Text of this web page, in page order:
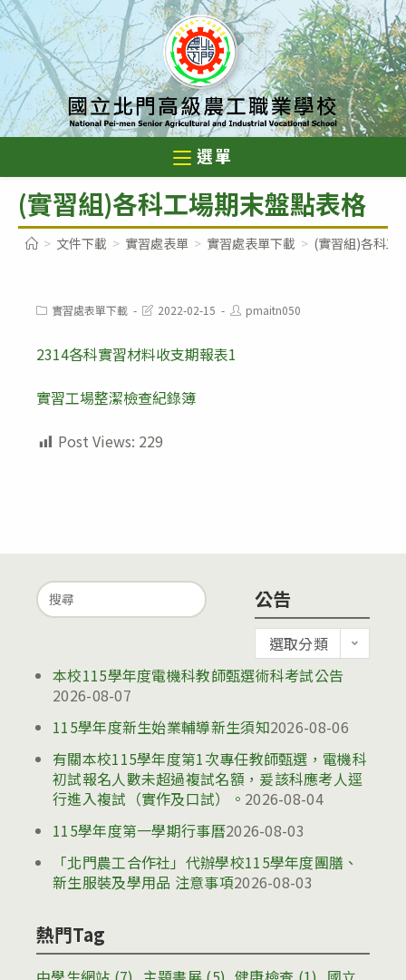
跳
轉
主
要
內
選單
(實習組)各科工場期末盤點表格
> 文件下載 > 實習處表單 > 實習處表單下載 > (實習組)各科工
Post實習處表單下載
Post2022-02-15
Post
author:
pmaitn050
2314各科實習材料收支期報表1
實習工場整潔檢查紀錄簿
Post Views: 229
Search
for:
公告
告
選取分類
本校115學年度電機科教師甄選術科考試公告
2026-08-07
115學年度新生始業輔導新生須知2026-08-06
有關本校115學年度第1次專任教師甄選，電機科
初試報名人數未超過複試名額，爰該科應考人逕
行進入複試（實作及口試）。 2026-08-04
115學年度第一學期行事曆2026-08-03
「北門農工合作社」代辦學校115學年度團膳、
新生服裝及學用品 注意事項2026-08-03
熱門Tag